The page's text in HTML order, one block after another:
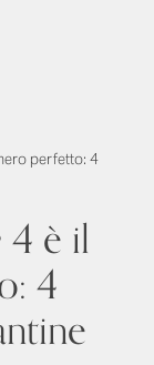
perfetto: 4
4 è il
4